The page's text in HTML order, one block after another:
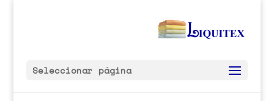
Seleccionar página